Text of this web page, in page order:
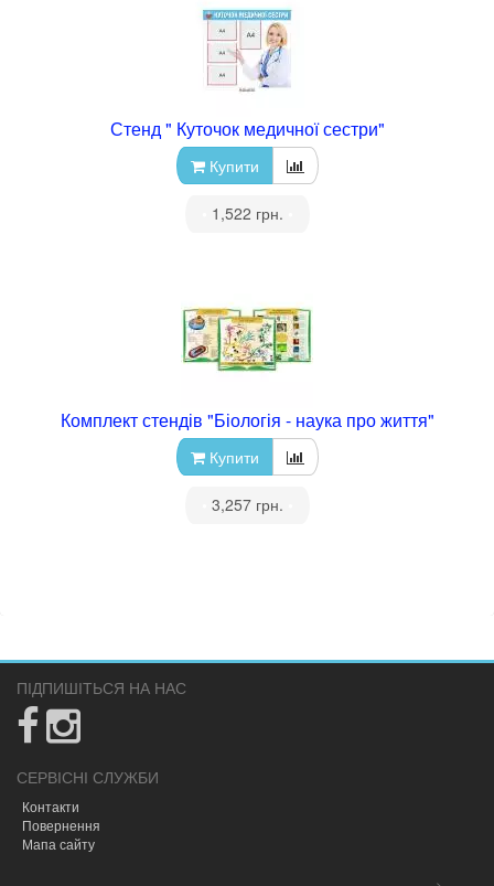
Стенд " Куточок медичної сестри"
Купити
1,522 грн.
Комплект стендів "Біологія - наука про життя"
Купити
3,257 грн.
ПІДПИШІТЬСЯ НА НАС
СЕРВІСНІ СЛУЖБИ
Контакти
Повернення
Мапа сайту